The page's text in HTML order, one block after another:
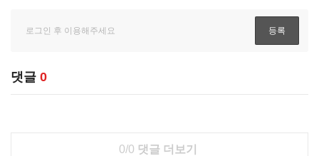
댓글 0
0/0 댓글 더보기